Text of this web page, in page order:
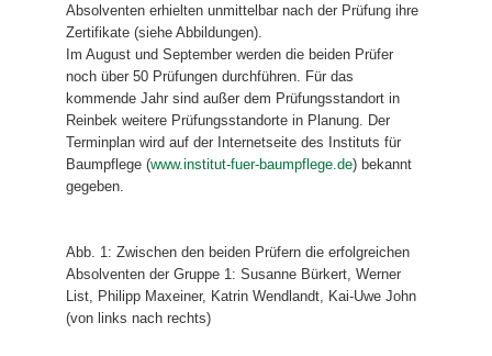
Absolventen erhielten unmittelbar nach der Prüfung ihre
Zertifikate (siehe Abbildungen).
Im August und September werden die beiden Prüfer
noch über 50 Prüfungen durchführen. Für das
kommende Jahr sind außer dem Prüfungsstandort in
Reinbek weitere Prüfungsstandorte in Planung. Der
Terminplan wird auf der Internetseite des Instituts für
Baumpflege (www.institut-fuer-baumpflege.de) bekannt
gegeben.
Abb. 1: Zwischen den beiden Prüfern die erfolgreichen
Absolventen der Gruppe 1: Susanne Bürkert, Werner
List, Philipp Maxeiner, Katrin Wendlandt, Kai-Uwe John
(von links nach rechts)